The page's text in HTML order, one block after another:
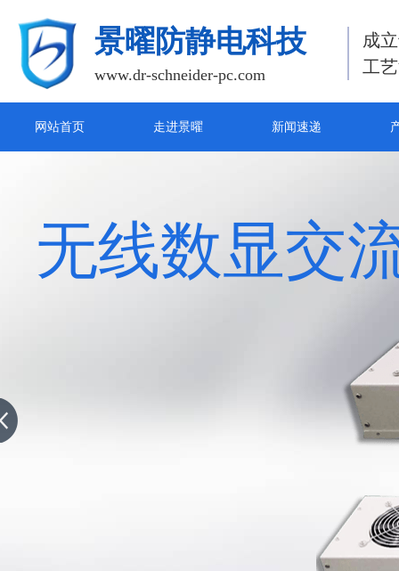
景曜防静电科技
www.dr-schneider-pc.com
成
工
网站首页 走进景曜 新闻速递
无线数显交
无线数显监
ESD无线监控系统采用工业级433无线射频模
WEB版本软件，可突破地域的限制，具有覆
湿度监控，静电电压，ESD门禁系统，离子风
无线数显直
一种高端消除静电的专用设备。它可产生 大
电荷的气流。当物体表面所带为负电荷时,它
的负电荷,从而使物体表 面上的静电被中和,达
无线数显交